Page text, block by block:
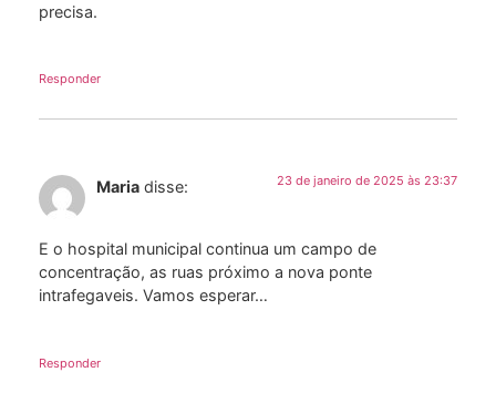
precisa.
Responder
Maria disse: 23 de janeiro de 2025 às 23:37
E o hospital municipal continua um campo de
concentração, as ruas próximo a nova ponte
intrafegaveis. Vamos esperar…
Responder